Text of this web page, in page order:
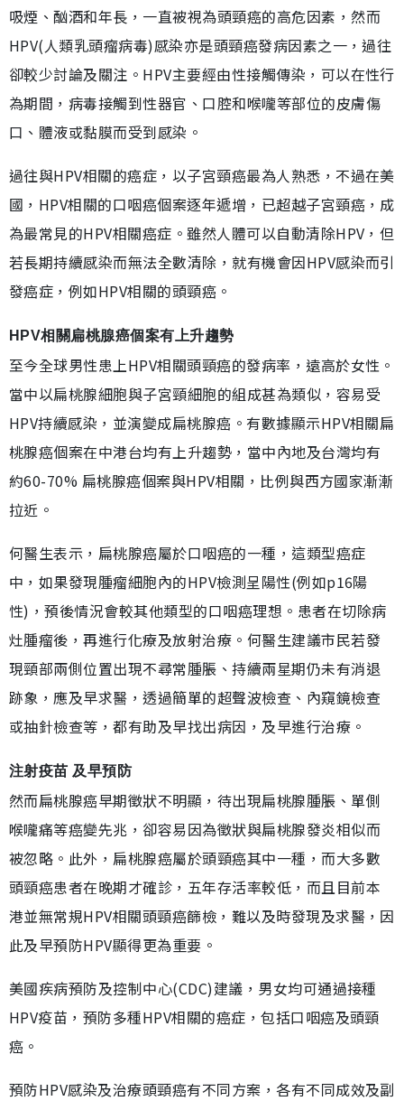
吸煙、酗酒和年長，一直被視為頭頸癌的高危因素，然而
HPV(人類乳頭瘤病毒)感染亦是頭頸癌發病因素之一，過往
卻較少討論及關注。HPV主要經由性接觸傳染，可以在性行
為期間，病毒接觸到性器官、口腔和喉嚨等部位的皮膚傷
口、體液或黏膜而受到感染。
過往與HPV相關的癌症，以子宮頸癌最為人熟悉，不過在美
國，HPV相關的口咽癌個案逐年遞增，已超越子宮頸癌，成
為最常見的HPV相關癌症。雖然人體可以自動清除HPV，但
若長期持續感染而無法全數清除，就有機會因HPV感染而引
發癌症，例如HPV相關的頭頸癌。
HPV相關扁桃腺癌個案有上升趨勢
至今全球男性患上HPV相關頭頸癌的發病率，遠高於女性。
當中以扁桃腺細胞與子宮頸細胞的組成甚為類似，容易受
HPV持續感染，並演變成扁桃腺癌。有數據顯示HPV相關扁
桃腺癌個案在中港台均有上升趨勢，當中內地及台灣均有
約60-70% 扁桃腺癌個案與HPV相關，比例與西方國家漸漸
拉近。
何醫生表示，扁桃腺癌屬於口咽癌的一種，這類型癌症
中，如果發現腫瘤細胞內的HPV檢測呈陽性(例如p16陽
性)，預後情況會較其他類型的口咽癌理想。患者在切除病
灶腫瘤後，再進行化療及放射治療。何醫生建議市民若發
現頸部兩側位置出現不尋常腫脹、持續兩星期仍未有消退
跡象，應及早求醫，透過簡單的超聲波檢查、內窺鏡檢查
或抽針檢查等，都有助及早找出病因，及早進行治療。
注射疫苗 及早預防
然而扁桃腺癌早期徵狀不明顯，待出現扁桃腺腫脹、單側
喉嚨痛等癌變先兆，卻容易因為徵狀與扁桃腺發炎相似而
被忽略。此外，扁桃腺癌屬於頭頸癌其中一種，而大多數
頭頸癌患者在晚期才確診，五年存活率較低，而且目前本
港並無常規HPV相關頭頸癌篩檢，難以及時發現及求醫，因
此及早預防HPV顯得更為重要。
美國疾病預防及控制中心(CDC)建議，男女均可通過接種
HPV疫苗，預防多種HPV相關的癌症，包括口咽癌及頭頸
癌。
預防HPV感染及治療頭頸癌有不同方案，各有不同成效及副